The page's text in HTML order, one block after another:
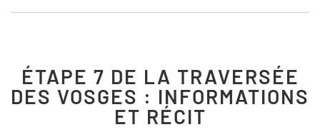
ÉTAPE 7 DE LA TRAVERSÉE
DES VOSGES : INFORMATIONS
ET RÉCIT